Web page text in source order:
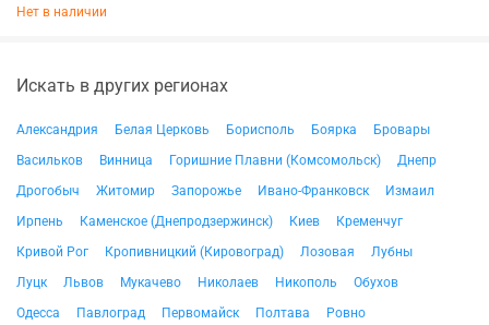
Нет в наличии
Искать в других регионах
Александрия Белая Церковь Борисполь Боярка
Бровары
Васильков
Винница Горишние Плавни (Комсомольск)
Днепр
Дрогобыч
Житомир Запорожье Ивано-Франковск
Измаил
Ирпень
Каменское (Днепродзержинск) Киев
Кременчуг
Кривой Рог
Кропивницкий (Кировоград) Лозовая
Лубны
Луцк
Львов Мукачево Николаев Никополь
Обухов
Одесса
Павлоград Первомайск Полтава
Ровно